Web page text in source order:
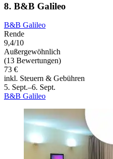
8. B&B Galileo
B&B Galileo
Rende
9,4/10
Außergewöhnlich
(13 Bewertungen)
73 €
inkl. Steuern & Gebühren
5. Sept.–6. Sept.
B&B Galileo